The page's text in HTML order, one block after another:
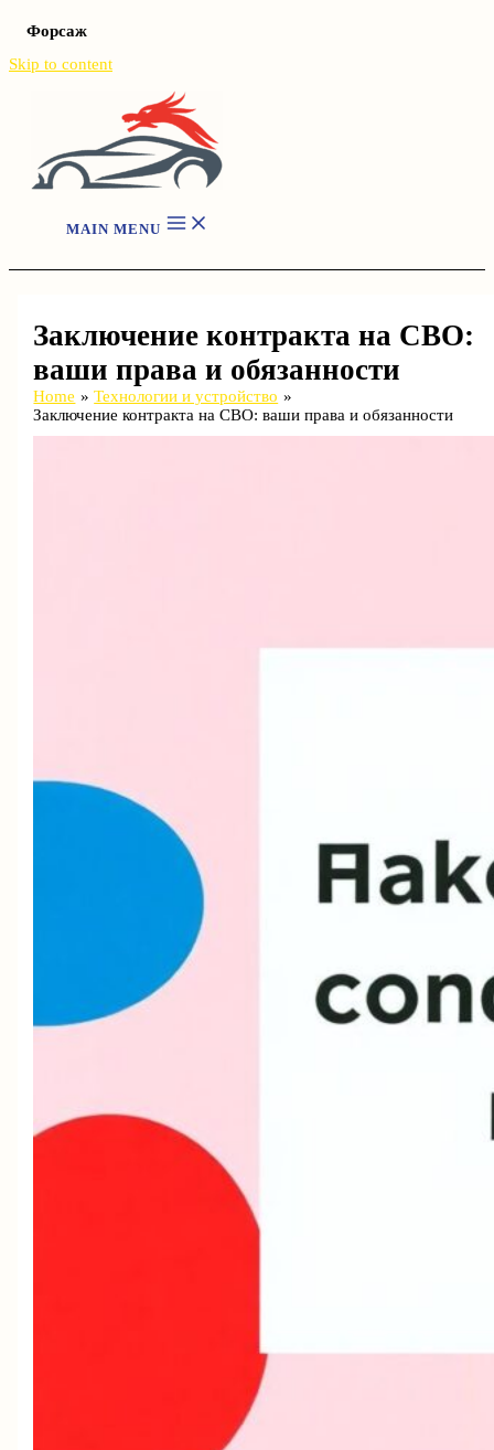
Форсаж
Skip to content
MAIN MENU
Заключение контракта на СВО:
ваши права и обязанности
Home
Технологии и устройство
Заключение контракта на СВО: ваши права и обязанности